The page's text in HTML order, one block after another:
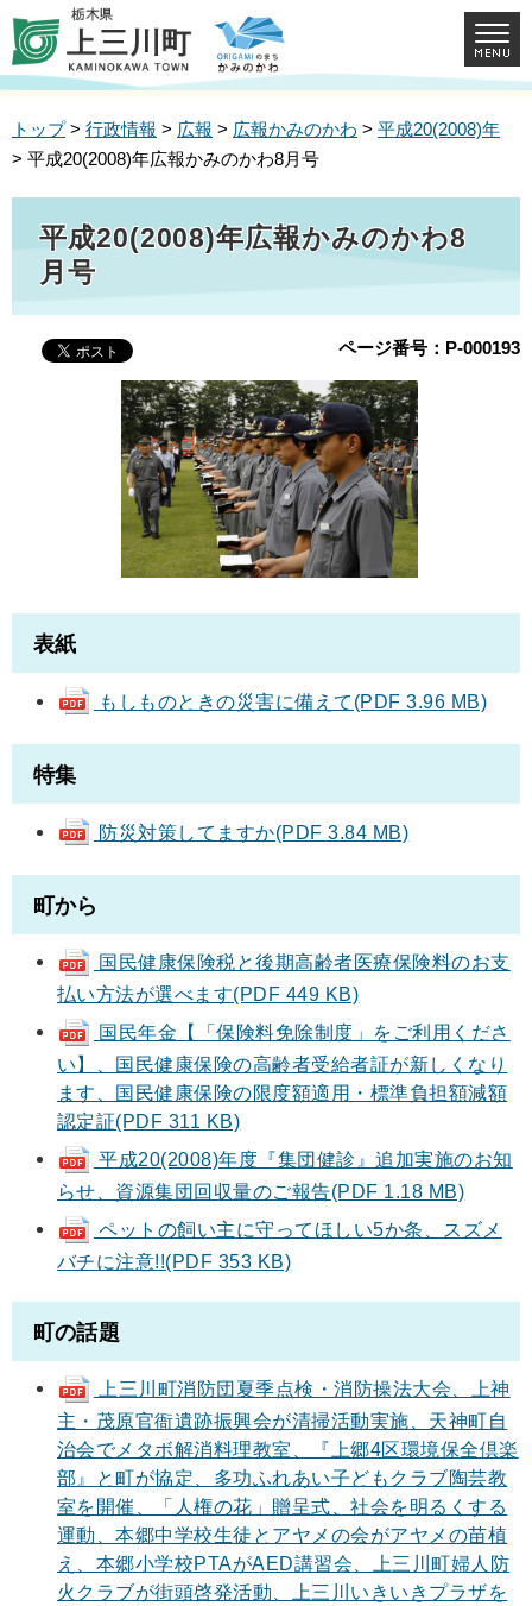
トップ> 行政情報 > 広報 > 広報かみのかわ > 平成20(2008)年
> 平成20(2008)年広報かみのかわ8月号
平成20(2008)年広報かみのかわ8
月号
ページ番号：P-000193
表紙
もしものときの災害に備えて(PDF 3.96 MB)
特集
防災対策してますか(PDF 3.84 MB)
町から
国民健康保険税と後期高齢者医療保険料のお支
払い方法が選べます(PDF 449 KB)
国民年金【「保険料免除制度」をご利用くださ
い】、国民健康保険の高齢者受給者証が新しくなり
ます、国民健康保険の限度額適用・標準負担額減額
認定証(PDF 311 KB)
平成20(2008)年度『集団健診』追加実施のお知
らせ、資源集団回収量のご報告(PDF 1.18 MB)
ペットの飼い主に守ってほしい5か条、スズメ
バチに注意!!(PDF 353 KB)
町の話題
上三川町消防団夏季点検・消防操法大会、上神
主・茂原官衙遺跡振興会が清掃活動実施、天神町自
治会でメタボ解消料理教室、『上郷4区環境保全倶楽
部』と町が協定、多功ふれあい子どもクラブ陶芸教
室を開催、「人権の花」贈呈式、社会を明るくする
運動、本郷中学校生徒とアヤメの会がアヤメの苗植
え、本郷小学校PTAがAED講習会、上三川町婦人防
火クラブが街頭啓発活動、上三川いきいきプラザを